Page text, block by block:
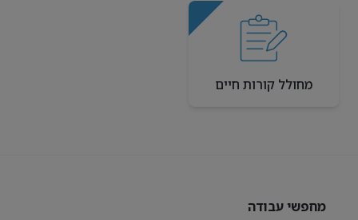
מחולל קורות חיים
מחפשי עבודה